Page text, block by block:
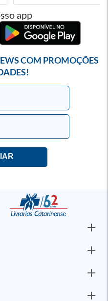
app
COM PROMOÇÕES